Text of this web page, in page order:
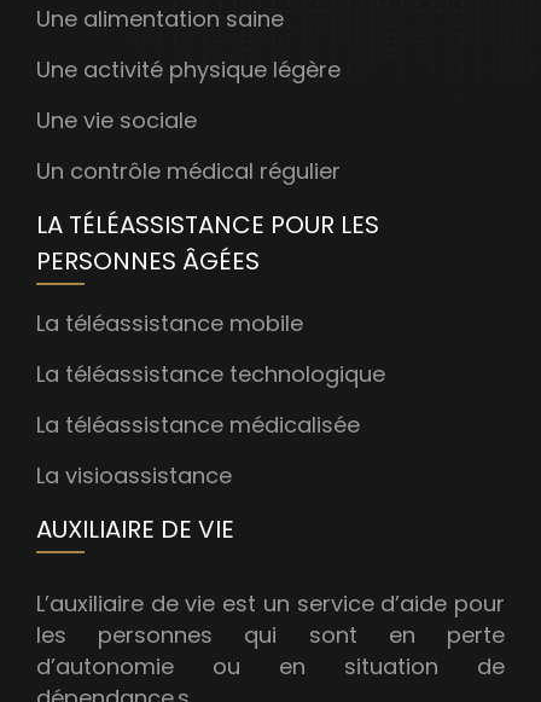
Une alimentation saine
Une activité physique légère
Une vie sociale
Un contrôle médical régulier
LA TÉLÉASSISTANCE POUR LES
PERSONNES ÂGÉES
La téléassistance mobile
La téléassistance technologique
La téléassistance médicalisée
La visioassistance
AUXILIAIRE DE VIE
L’auxiliaire de vie est un service d’aide pour
les personnes qui sont en perte
d’autonomie ou en situation de